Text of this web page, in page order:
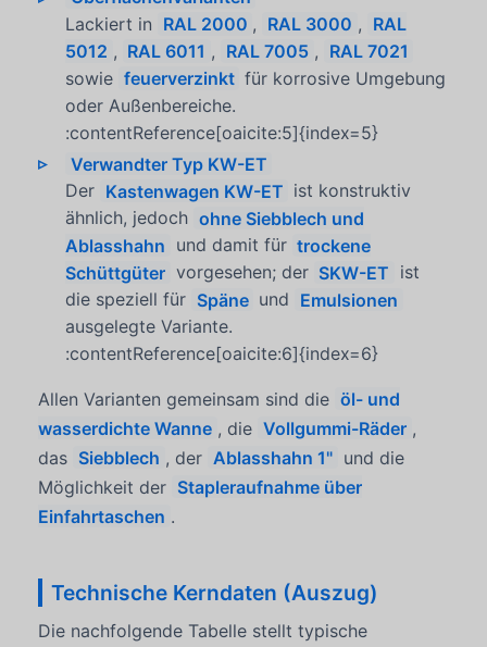
Lackiert in RAL 2000 , RAL 3000 , RAL
5012 , RAL 6011 , RAL 7005 , RAL 7021
sowie feuerverzinkt für korrosive Umgebung
oder Außenbereiche.
:contentReference[oaicite:5]{index=5}
Verwandter Typ KW-ET
Der Kastenwagen KW-ET ist konstruktiv
ähnlich, jedoch ohne Siebblech und
Ablasshahn und damit für trockene
Schüttgüter vorgesehen; der SKW-ET ist
die speziell für Späne und Emulsionen
ausgelegte Variante.
:contentReference[oaicite:6]{index=6}
Allen Varianten gemeinsam sind die öl- und
wasserdichte Wanne , die Vollgummi-Räder ,
das Siebblech , der Ablasshahn 1" und die
Möglichkeit der Stapleraufnahme über
Einfahrtaschen .
Technische Kerndaten (Auszug)
Die nachfolgende Tabelle stellt typische